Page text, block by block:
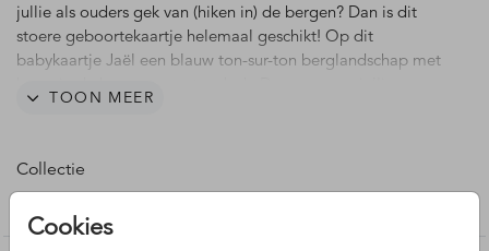
Cookies
jullie als ouders gek van (hiken in) de bergen? Dan is dit
stoere geboortekaartje helemaal geschikt! Op dit
babykaartje Jaël een blauw ton-sur-ton berglandschap met
wordt gedrukt in écht goudfolie, dat geeft dit kaartje een
TOON MEER
Collectie